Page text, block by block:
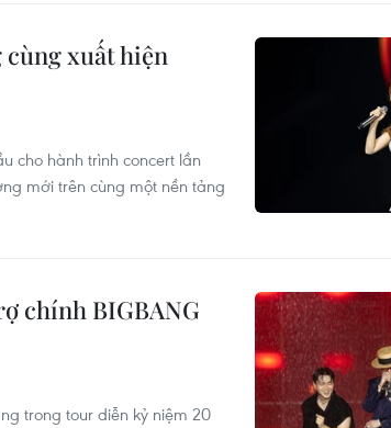
cùng xuất hiện
cho hành trình concert lần
mới trên cùng một nền tảng
chính BIGBANG
trong tour diễn kỷ niệm 20